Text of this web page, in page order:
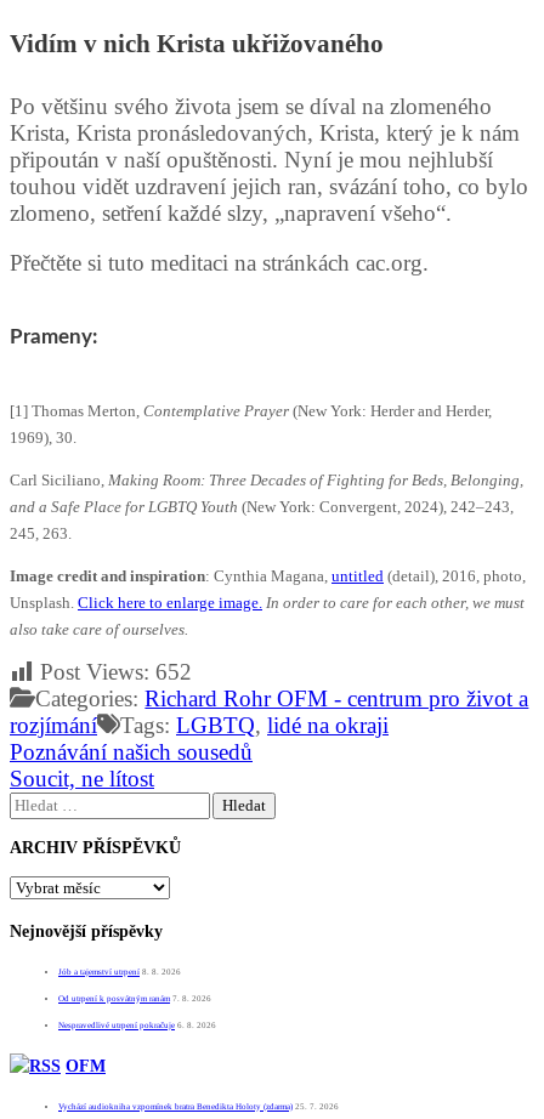
Vidím v nich Krista ukřižovaného
Po většinu svého života jsem se díval na zlomeného
Krista, Krista pronásledovaných, Krista, který je k nám
připoután v naší opuštěnosti. Nyní je mou nejhlubší
touhou vidět uzdravení jejich ran, svázání toho, co bylo
zlomeno, setření každé slzy, „napravení všeho“.
Přečtěte si tuto meditaci na stránkách cac.org.
Prameny:
[1] Thomas Merton, Contemplative Prayer (New York: Herder and Herder,
1969), 30.
Carl Siciliano, Making Room: Three Decades of Fighting for Beds, Belonging,
and a Safe Place for LGBTQ Youth (New York: Convergent, 2024), 242–243,
245, 263.
Image credit and inspiration: Cynthia Magana, untitled (detail), 2016, photo,
Unsplash. Click here to enlarge image. In order to care for each other, we must
also take care of ourselves.
Post Views: 652
Categories:Richard Rohr OFM - centrum pro život a
rozjímání
Tags: LGBTQ, lidé na okraji
Navigace
pro
příspěvek
Poznávání našich sousedů
Soucit, ne lítost
Vyhledávání
ARCHIV PŘÍSPĚVKŮ
ARCHIV
Nejnovější příspěvky
Jób a tajemství utrpení 8. 8. 2026
Od utrpení k posvátným ranám 7. 8. 2026
Nespravedlivé utrpení pokračuje 6. 8. 2026
OFM
Vychází audiokniha vzpomínek bratra Benedikta Holoty (zdarma) 25. 7. 2026